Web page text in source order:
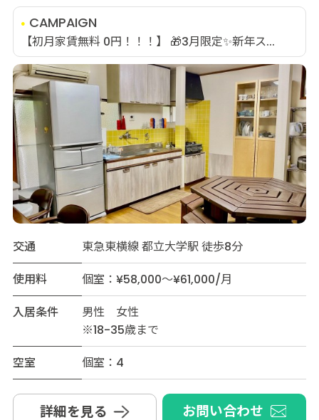
CAMPAIGN
【初月家賃無料 0円！！！】 🎁3月限定✨新年ス...
交通
東急東横線 都立大学駅 徒歩8分
使用料
個室：¥58,000～¥61,000/月
入居条件
男性 女性
※18-35歳まで
空室
個室：4
詳細を見る お問い合わせ